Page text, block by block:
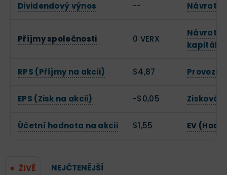
Dividendový výnos --
Příjmy společnosti 0 VERX
kapitálu
RPS (Příjmy na akcii) $4,87 Provozní
EPS (Zisk na akcii) -$0,05 Zisková
Účetní hodnota na akcii $1,55 EV
ŽIVĚ NEJČTENĚJŠÍ